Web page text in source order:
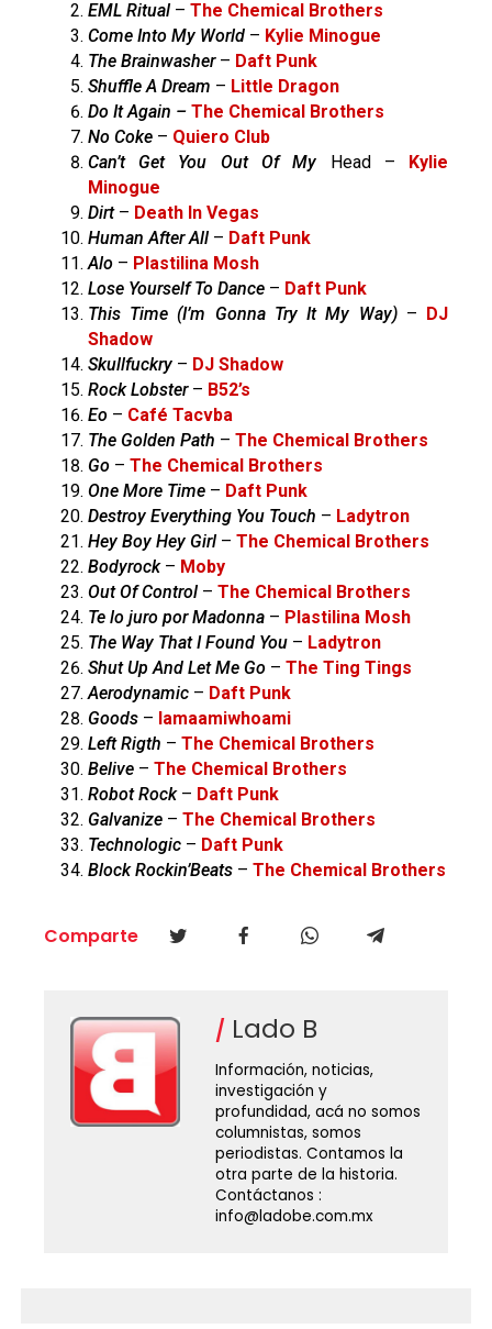
EML Ritual– The Chemical Brothers
Come Into My World– Kylie Minogue
The Brainwasher– Daft Punk
Shuffle A Dream – Little Dragon
Do It Again – The Chemical Brothers
No Coke– Quiero Club
Can’t Get You Out Of My Head – Kylie
Minogue
Dirt– Death In Vegas
Human After All– Daft Punk
Alo– Plastilina Mosh
Lose Yourself To Dance– Daft Punk
This Time (I’m Gonna Try It My Way)– DJ
Shadow
Skullfuckry– DJ Shadow
Rock Lobster– B52’s
Eo– Café Tacvba
The Golden Path – The Chemical Brothers
Go– The Chemical Brothers
One More Time– Daft Punk
Destroy Everything You Touch – Ladytron
Hey Boy Hey Girl– The Chemical Brothers
Bodyrock– Moby
Out Of Control– The Chemical Brothers
Te lo juro por Madonna– Plastilina Mosh
The Way That I Found You– Ladytron
Shut Up And Let Me Go– The Ting Tings
Aerodynamic– Daft Punk
Goods– Iamaamiwhoami
Left Rigth – The Chemical Brothers
Belive– The Chemical Brothers
Robot Rock– Daft Punk
Galvanize– The Chemical Brothers
Technologic– Daft Punk
Block Rockin’Beats– The Chemical Brothers
Comparte
Lado B
Información, noticias,
investigación y
profundidad, acá no somos
columnistas, somos
periodistas. Contamos la
otra parte de la historia.
Contáctanos :
info@ladobe.com.mx